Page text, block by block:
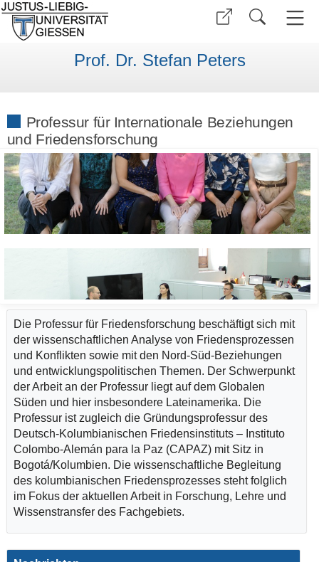
Prof. Dr. Stefan Peters
Professur für Internationale Beziehungen
und Friedensforschung
• • •
Die Professur für Friedensforschung beschäftigt sich mit
der wissenschaftlichen Analyse von Friedensprozessen
und Konflikten sowie mit den Nord-Süd-Beziehungen
und entwicklungspolitischen Themen. Der Schwerpunkt
der Arbeit an der Professur liegt auf dem Globalen
Süden und hier insbesondere Lateinamerika. Die
Professur ist zugleich die Gründungsprofessur des
Deutsch-Kolumbianischen Friedensinstituts – Instituto
Colombo-Alemán para la Paz (CAPAZ) mit Sitz in
Bogotá/Kolumbien. Die wissenschaftliche Begleitung
des kolumbianischen Friedensprozesses steht folglich
im Fokus der aktuellen Arbeit in Forschung, Lehre und
Wissenstransfer des Fachgebiets.